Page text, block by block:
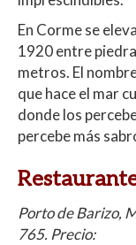
En Corme se
1920 entre
metros. El
que hace el mar
donde los
percebe más
Porto de Barizo,
765. Precio: